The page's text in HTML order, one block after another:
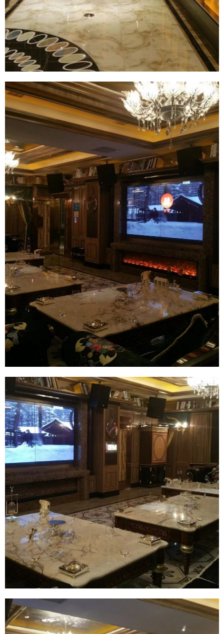
微信支付
微信支付
立刻支付
忘记密码？ 找回 已有帐号？ 登录
社交帐号直接登录
QQ登录 微博登录